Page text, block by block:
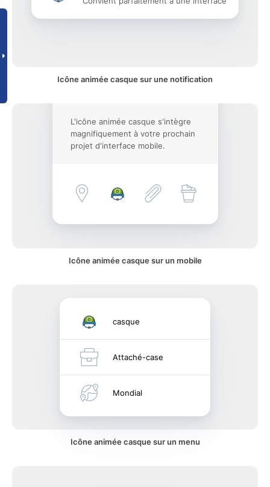
Icône animée casque sur une notification
L'icône animée casque s'intègre
magnifiquement à votre prochain
projet d'interface mobile.
Icône animée casque sur un mobile
casque
Attaché-case
Mondial
Icône animée casque sur un menu